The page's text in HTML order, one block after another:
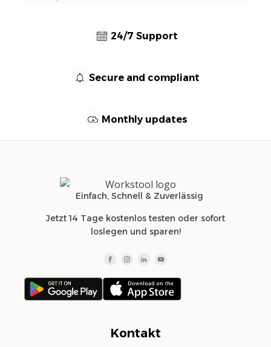
24/7 Support
Secure and compliant
Monthly updates
Einfach, Schnell & Zuverlässig
Jetzt 14 Tage kostenlos testen oder sofort
loslegen und sparen!
Kontakt